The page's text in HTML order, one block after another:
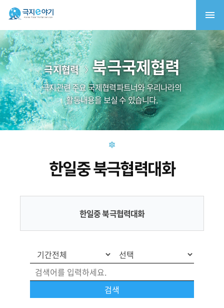
극지협력 북극국제협력
극지관련 주요 국제협력파트너와 우리나라의
활동내용을 보실 수 있습니다.
한일중 북극협력대화
한일중 북극협력대화